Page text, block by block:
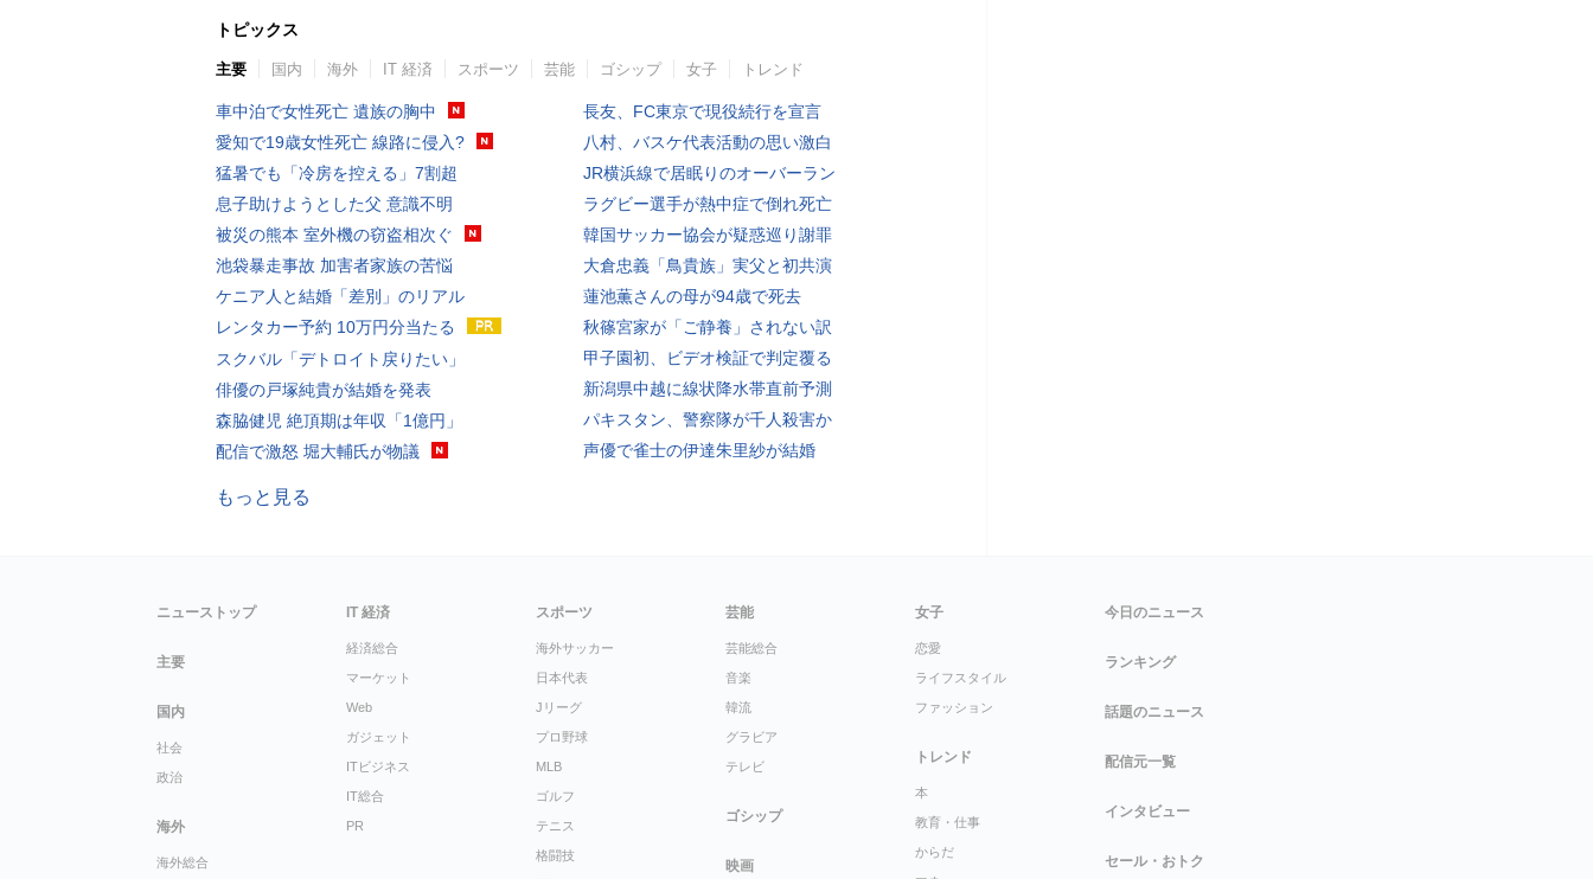
トピックス
主要 国内 海外 IT 経済 スポーツ 芸能 ゴシップ 女子 トレンド
車中泊で女性死亡 遺族の胸中
愛知で19歳女性死亡 線路に侵入?
猛暑でも「冷房を控える」7割超
息子助けようとした父 意識不明
被災の熊本 室外機の窃盗相次ぐ
池袋暴走事故 加害者家族の苦悩
ケニア人と結婚「差別」のリアル
レンタカー予約 10万円分当たる
スクバル「デトロイト戻りたい」
俳優の戸塚純貴が結婚を発表
森脇健児 絶頂期は年収「1億円」
配信で激怒 堀大輔氏が物議
長友、FC東京で現役続行を宣言
八村、バスケ代表活動の思い激白
JR横浜線で居眠りのオーバーラン
ラグビー選手が熱中症で倒れ死亡
韓国サッカー協会が疑惑巡り謝罪
大倉忠義「鳥貴族」実父と初共演
蓮池薫さんの母が94歳で死去
秋篠宮家が「ご静養」されない訳
甲子園初、ビデオ検証で判定覆る
新潟県中越に線状降水帯直前予測
パキスタン、警察隊が千人殺害か
声優で雀士の伊達朱里紗が結婚
もっと見る
ニューストップ
主要
国内
社会
政治
海外
海外総合
IT 経済
経済総合
マーケット
Web
ガジェット
ITビジネス
IT総合
PR
スポーツ
海外サッカー
日本代表
Jリーグ
プロ野球
MLB
ゴルフ
テニス
格闘技
芸能
芸能総合
音楽
韓流
グラビア
テレビ
ゴシップ
映画
女子
恋愛
ライフスタイル
ファッション
トレンド
本
教育・仕事
からだ
今日のニュース
ランキング
話題のニュース
配信元一覧
インタビュー
セール・おトク